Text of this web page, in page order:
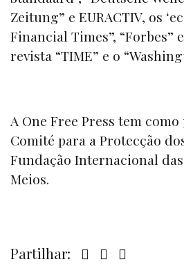
Zeitung” e EURACTIV, os
Financial Times”, “Forbes”
revista “TIME” e o “
A One Free Press tem como
Comité para a Protecção
Fundação Internacional
Meios.
Partilhar: